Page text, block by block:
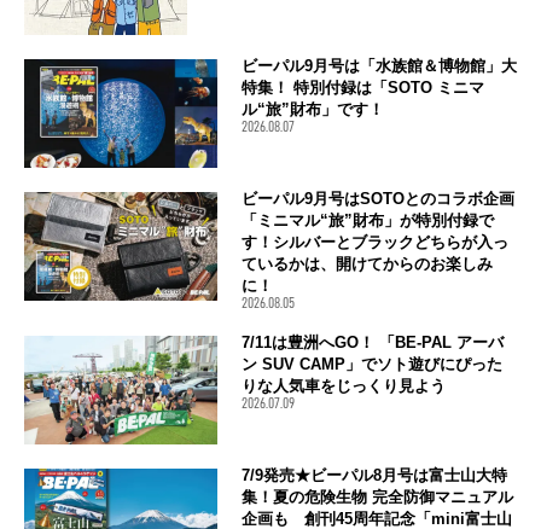
ビーパル9月号は「水族館＆博物館」大
特集！ 特別付録は「SOTO ミニマ
ル“旅”財布」です！
2026.08.07
ビーパル9月号はSOTOとのコラボ企画
「ミニマル“旅”財布」が特別付録で
す！シルバーとブラックどちらが入っ
ているかは、開けてからのお楽しみ
に！
2026.08.05
7/11は豊洲へGO！ 「BE-PAL アーバ
ン SUV CAMP」でソト遊びにぴった
りな人気車をじっくり見よう
2026.07.09
7/9発売★ビーパル8月号は富士山大特
集！夏の危険生物 完全防御マニュアル
企画も 創刊45周年記念「mini富士山